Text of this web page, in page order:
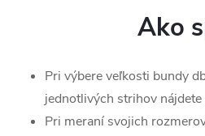
Ako
Pri výbere veľkosti bundy
jednotlivých strihov
Pri meraní svojich